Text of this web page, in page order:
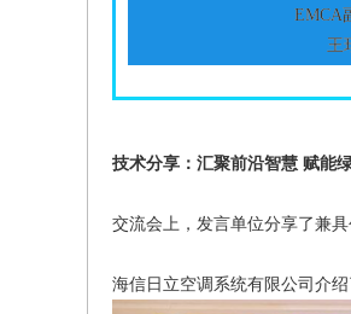
EMCA
王
技术分享：汇聚前沿智慧 赋能
交流会上，发言单位分享了兼
海信日立空调系统有限公司介